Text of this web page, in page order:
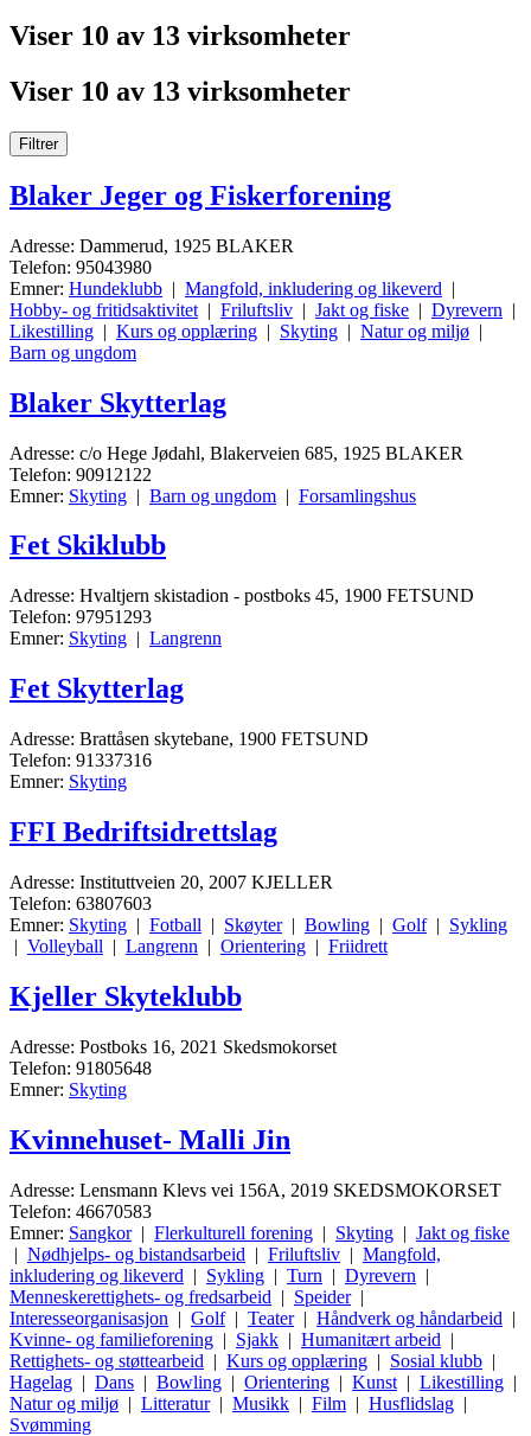
Viser 10 av 13 virksomheter
Viser 10 av 13 virksomheter
Filtrer
Blaker Jeger og Fiskerforening
Adresse: Dammerud, 1925 BLAKER
Telefon: 95043980
Emner: Hundeklubb | Mangfold, inkludering og likeverd |
Hobby- og fritidsaktivitet | Friluftsliv | Jakt og fiske | Dyrevern |
Likestilling | Kurs og opplæring | Skyting | Natur og miljø |
Barn og ungdom
Blaker Skytterlag
Adresse: c/o Hege Jødahl, Blakerveien 685, 1925 BLAKER
Telefon: 90912122
Emner: Skyting | Barn og ungdom | Forsamlingshus
Fet Skiklubb
Adresse: Hvaltjern skistadion - postboks 45, 1900 FETSUND
Telefon: 97951293
Emner: Skyting | Langrenn
Fet Skytterlag
Adresse: Brattåsen skytebane, 1900 FETSUND
Telefon: 91337316
Emner: Skyting
FFI Bedriftsidrettslag
Adresse: Instituttveien 20, 2007 KJELLER
Telefon: 63807603
Emner: Skyting | Fotball | Skøyter| Bowling | Golf| Sykling
| Volleyball | Langrenn | Orientering | Friidrett
Kjeller Skyteklubb
Adresse: Postboks 16, 2021 Skedsmokorset
Telefon: 91805648
Emner: Skyting
Kvinnehuset- Malli Jin
Adresse: Lensmann Klevs vei 156A, 2019 SKEDSMOKORSET
Telefon: 46670583
Emner: Sangkor| Flerkulturell forening | Skyting | Jakt og fiske
| Nødhjelps- og bistandsarbeid | Friluftsliv | Mangfold,
inkludering og likeverd | Sykling | Turn | Dyrevern |
Menneskerettighets- og fredsarbeid | Speider|
Interesseorganisasjon | Golf| Teater| Håndverk og håndarbeid |
Kvinne- og familieforening | Sjakk | Humanitært arbeid |
Rettighets- og støttearbeid | Kurs og opplæring | Sosial klubb |
Hagelag | Dans | Bowling | Orientering | Kunst | Likestilling |
Natur og miljø | Litteratur| Musikk | Film | Husflidslag |
Svømming